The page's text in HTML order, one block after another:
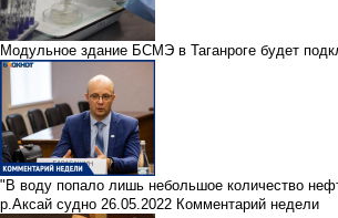
Модульное здание БСМЭ в Таганроге будет
"В воду попало лишь небольшое количество
р.Аксай судно 26.05.2022 Комментарий недели